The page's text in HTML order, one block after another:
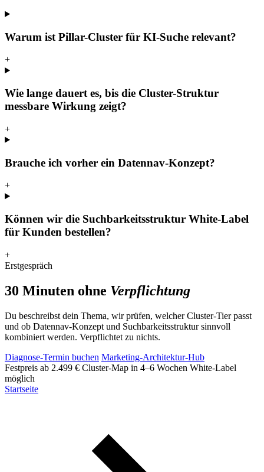
Warum ist Pillar-Cluster für KI-Suche relevant?
+
Wie lange dauert es, bis die Cluster-Struktur
messbare Wirkung zeigt?
+
Brauche ich vorher ein Datennav-Konzept?
+
Können wir die Suchbarkeitsstruktur White-Label
für Kunden bestellen?
+
Erstgespräch
30 Minuten ohne Verpflichtung
Du beschreibst dein Thema, wir prüfen, welcher Cluster-Tier passt
und ob Datennav-Konzept und Suchbarkeitsstruktur sinnvoll
kombiniert werden. Verpflichtet zu nichts.
Diagnose-Termin buchen Marketing-Architektur-Hub
Festpreis ab 2.499 € Cluster-Map in 4–6 Wochen White-Label
möglich
Startseite